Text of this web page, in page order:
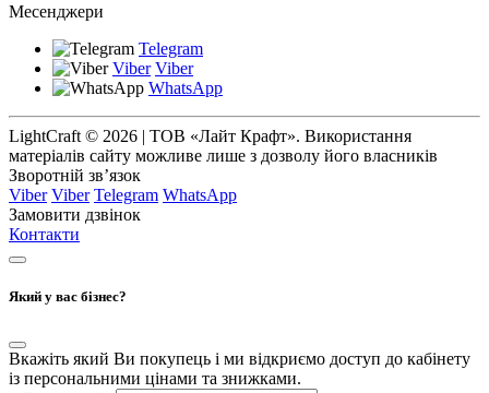
Месенджери
Telegram
Viber Viber
WhatsApp
LightCraft © 2026 | ТОВ «Лайт Крафт». Використання
матеріалів сайту можливе лише з дозволу його власників
Зворотній зв’язок
Viber Viber Telegram WhatsApp
Замовити дзвінок
Контакти
Який у вас бізнес?
Вкажіть який Ви покупець і ми відкриємо доступ до кабінету
із персональними цінами та знижками.